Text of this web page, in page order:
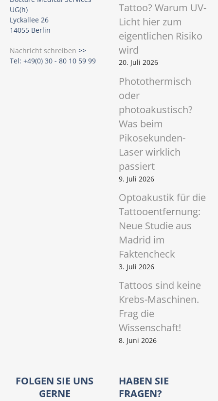
UG(h)
Lyckallee 26
14055 Berlin
Nachricht schreiben >>
Tel: +49(0) 30 - 80 10 59 99
Tattoo? Warum UV-
Licht hier zum
eigentlichen Risiko
wird
20. Juli 2026
Photothermisch
oder
photoakustisch?
Was beim
Pikosekunden-
Laser wirklich
passiert
9. Juli 2026
Optoakustik für die
Tattooentfernung:
Neue Studie aus
Madrid im
Faktencheck
3. Juli 2026
Tattoos sind keine
Krebs-Maschinen.
Frag die
Wissenschaft!
8. Juni 2026
FOLGEN SIE UNS
GERNE
HABEN SIE
FRAGEN?